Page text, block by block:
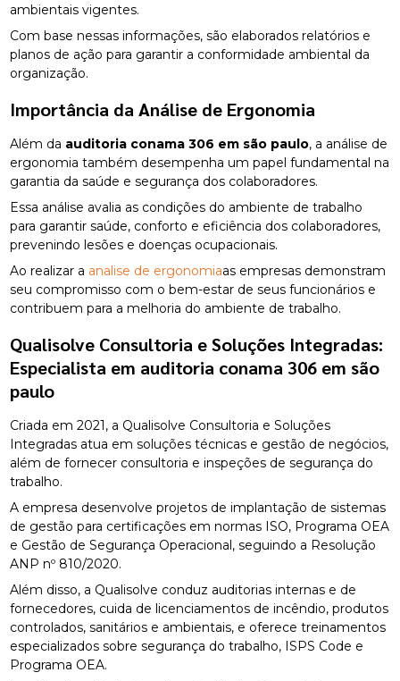
ambientais vigentes.
Com base nessas informações, são elaborados relatórios e
planos de ação para garantir a conformidade ambiental da
organização.
Importância da Análise de Ergonomia
Além da auditoria conama 306 em são paulo, a análise de
ergonomia também desempenha um papel fundamental na
garantia da saúde e segurança dos colaboradores.
Essa análise avalia as condições do ambiente de trabalho
para garantir saúde, conforto e eficiência dos colaboradores,
prevenindo lesões e doenças ocupacionais.
Ao realizar a analise de ergonomiaas empresas demonstram
seu compromisso com o bem-estar de seus funcionários e
contribuem para a melhoria do ambiente de trabalho.
Qualisolve Consultoria e Soluções Integradas:
Especialista em auditoria conama 306 em são
paulo
Criada em 2021, a Qualisolve Consultoria e Soluções
Integradas atua em soluções técnicas e gestão de negócios,
além de fornecer consultoria e inspeções de segurança do
trabalho.
A empresa desenvolve projetos de implantação de sistemas
de gestão para certificações em normas ISO, Programa OEA
e Gestão de Segurança Operacional, seguindo a Resolução
ANP nº 810/2020.
Além disso, a Qualisolve conduz auditorias internas e de
fornecedores, cuida de licenciamentos de incêndio, produtos
controlados, sanitários e ambientais, e oferece treinamentos
especializados sobre segurança do trabalho, ISPS Code e
Programa OEA.